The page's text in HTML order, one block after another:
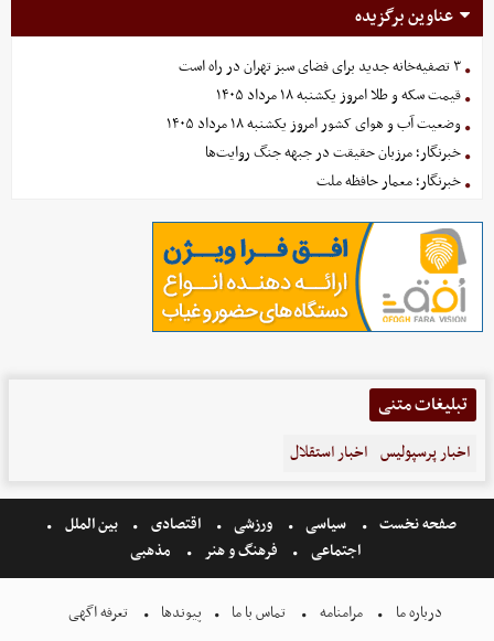
عناوین برگزیده
۳ تصفیه‌خانه جدید برای فضای سبز تهران در راه است
قیمت سکه و طلا امروز یکشنبه ۱۸ مرداد ۱۴۰۵
وضعیت آب و هوای کشور امروز یکشنبه ۱۸ مرداد ۱۴۰۵
خبرنگار؛ مرزبان حقیقت در جبهه جنگ روایت‌ها
خبرنگار؛ معمار حافظه ملت
تبلیغات متنی
اخبار پرسپولیس اخبار استقلال
صفحه نخست سیاسی ورزشی اقتصادی
بین الملل
اجتماعی
فرهنگ و هنر مذهبی
درباره ما مرامنامه تماس با ما پیوندها تعرفه اگهی